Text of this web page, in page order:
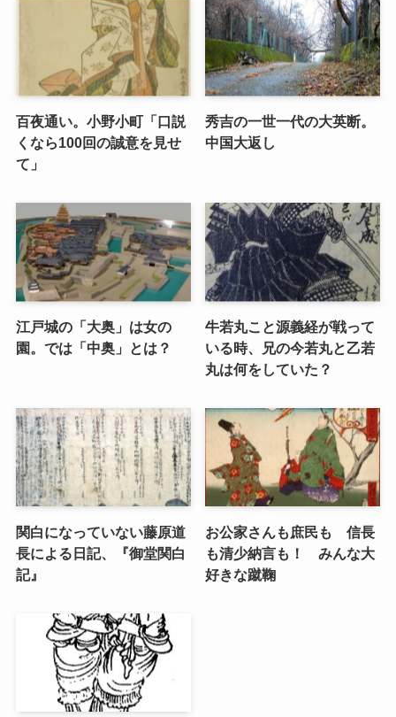
百夜通い。小野小町「口説
くなら100回の誠意を見せ
て」
秀吉の一世一代の大英断。
中国大返し
江戸城の「大奥」は女の
園。では「中奥」とは？
牛若丸こと源義経が戦って
いる時、兄の今若丸と乙若
丸は何をしていた？
関白になっていない藤原道
長による日記、『御堂関白
記』
お公家さんも庶民も 信長
も清少納言も！ みんな大
好きな蹴鞠